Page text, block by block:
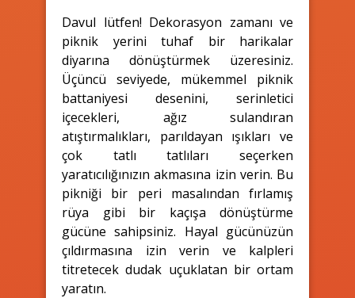
Davul lütfen! Dekorasyon zamanı ve
piknik yerini tuhaf bir harikalar
diyarına dönüştürmek üzeresiniz.
Üçüncü seviyede, mükemmel piknik
battaniyesi desenini, serinletici
içecekleri, ağız sulandıran
atıştırmalıkları, parıldayan ışıkları ve
çok tatlı tatlıları seçerken
yaratıcılığınızın akmasına izin verin. Bu
pikniği bir peri masalından fırlamış
rüya gibi bir kaçışa dönüştürme
gücüne sahipsiniz. Hayal gücünüzün
çıldırmasına izin verin ve kalpleri
titretecek dudak uçuklatan bir ortam
yaratın.